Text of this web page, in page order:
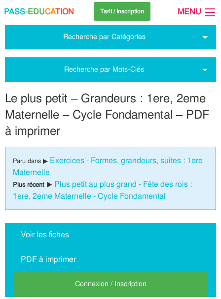
PASS-EDUCATION Tarif / Inscription MENU
Recherche par Catégories
Recherche par Mots-Clés
Le plus petit – Grandeurs : 1ere, 2eme
Maternelle – Cycle Fondamental – PDF
à imprimer
Paru dans ▶ Exercices - Formes, grandeurs, suites : 1ere
Maternelle
Plus récent ▶ Plus petit au plus grand - Fête des rois :
1ere, 2eme Maternelle - Cycle Fondamental
Voir les fiches
PDF à imprimer
Connexion / Inscription